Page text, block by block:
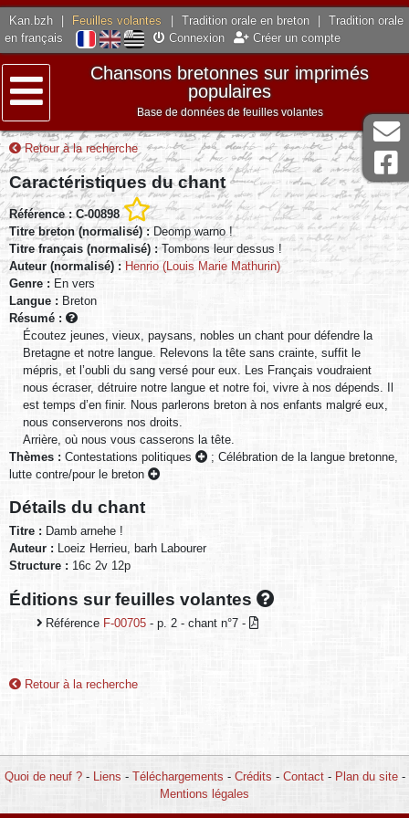
Kan.bzh Feuilles volantes Tradition orale en breton
Tradition orale
en français
Connexion Créer un compte
Menu
Chansons bretonnes sur imprimés
populaires
Base de données de feuilles volantes
Retour à la recherche
Caractéristiques du chant
Référence : C-00898
Titre breton (normalisé) :Deomp warno !
Titre français (normalisé) :Tombons leur dessus !
Auteur (normalisé) : Henrio (Louis Marie Mathurin)
Genre : En vers
Langue : Breton
Résumé :
Écoutez jeunes, vieux, paysans, nobles un chant pour défendre la
Bretagne et notre langue. Relevons la tête sans crainte, suffit le
mépris, et l’oubli du sang versé pour eux. Les Français voudraient
nous écraser, détruire notre langue et notre foi, vivre à nos dépends. Il
est temps d’en finir. Nous parlerons breton à nos enfants malgré eux,
nous conserverons nos droits.
Arrière, où nous vous casserons la tête.
Thèmes : Contestations politiques ; Célébration de la langue bretonne,
lutte contre/pour le breton
Détails du chant
Titre : Damb arnehe !
Auteur : Loeiz Herrieu, barh Labourer
Structure : 16c 2v 12p
Éditions sur feuilles volantes
Référence F-00705 - p. 2 - chant n°7 -
Retour à la recherche
Quoi de neuf ?- Liens - Téléchargements - Crédits - Contact- Plan du site-
Mentions légales